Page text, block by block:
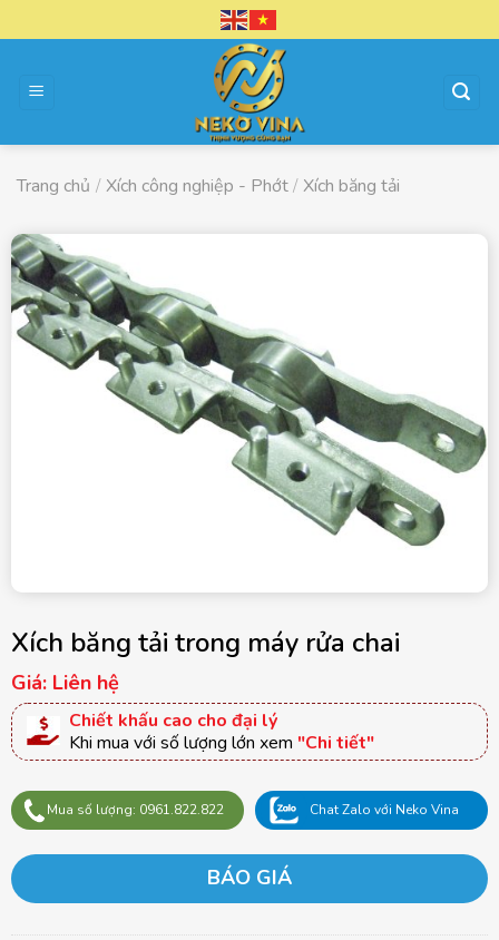
đến
dung
Trang chủ / Xích công nghiệp - Phớt / Xích băng tải
Xích băng tải trong máy rửa chai
Giá: Liên hệ
Chiết khấu cao cho đại lý
Khi mua với số lượng lớn xem "Chi tiết"
Mua số lượng: 0961.822.822 Chat Zalo với Neko Vina
BÁO GIÁ